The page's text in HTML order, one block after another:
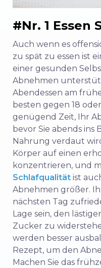
#Nr. 1 Essen
Auch wenn es
zu spät zu essen ist
einer gesunden
Abnehmen
Abendessen am
besten gegen 18
genügend Zeit, Ihr
bevor Sie abends ins
Nahrung verdaut
Körper auf einen
konzentrieren, und
Schlafqualität ist
Abnehmen größer.
nächsten Tag
Lage sein, den
Zucker zu
werden besser
Rezept, um den
Machen Sie das